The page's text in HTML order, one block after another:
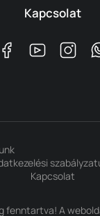
Kapcsolat
fenntartva! A
Kapcsolat